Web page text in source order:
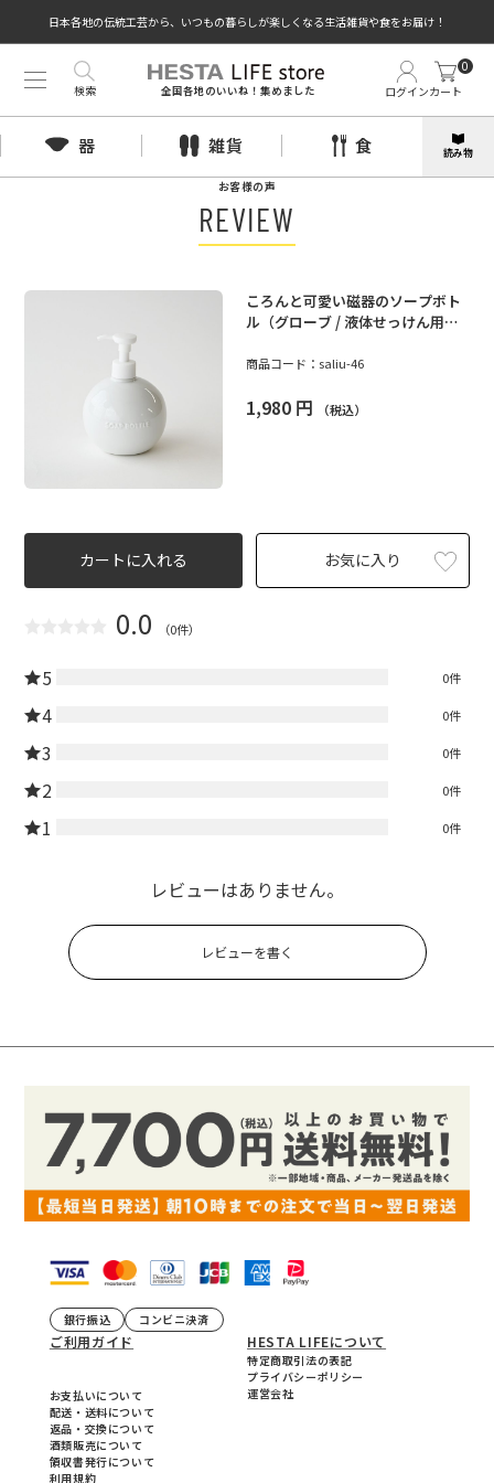
日本各地の伝統工芸から、いつもの暮らしが楽しくなる生活雑貨や食をお届け！
全国各地のいいね！集めました ログインカート
0
検索
器 雑貨 食 読み物
お客様の声
REVIEW
ころんと可愛い磁器のソープボト
ル（グローブ / 液体せっけん用）
商品コード： saliu-46
1,980 円 （税込）
カートに入れる お気に入り
0.0 （0件）
5 0件
4 0件
3 0件
2 0件
1 0件
レビューはありません。
レビューを書く
銀行振込 コンビニ決済
ご利用ガイド
お支払いについて
配送・送料について
返品・交換について
酒類販売について
領収書発行について
利用規約
HESTA LIFEについて
特定商取引法の表記
プライバシーポリシー
運営会社